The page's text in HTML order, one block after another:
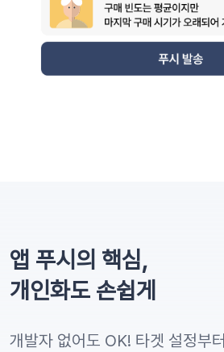
앱 푸시의 핵심,
개인화도 손쉽게
개발자 없어도 OK! 타겟 설정부터